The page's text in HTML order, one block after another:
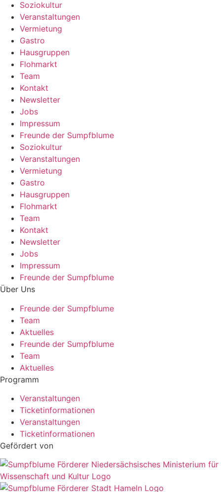
Soziokultur
Veranstaltungen
Vermietung
Gastro
Hausgruppen
Flohmarkt
Team
Kontakt
Newsletter
Jobs
Impressum
Freunde der Sumpfblume
Soziokultur
Veranstaltungen
Vermietung
Gastro
Hausgruppen
Flohmarkt
Team
Kontakt
Newsletter
Jobs
Impressum
Freunde der Sumpfblume
Über Uns
Freunde der Sumpfblume
Team
Aktuelles
Freunde der Sumpfblume
Team
Aktuelles
Programm
Veranstaltungen
Ticketinformationen
Veranstaltungen
Ticketinformationen
Gefördert von